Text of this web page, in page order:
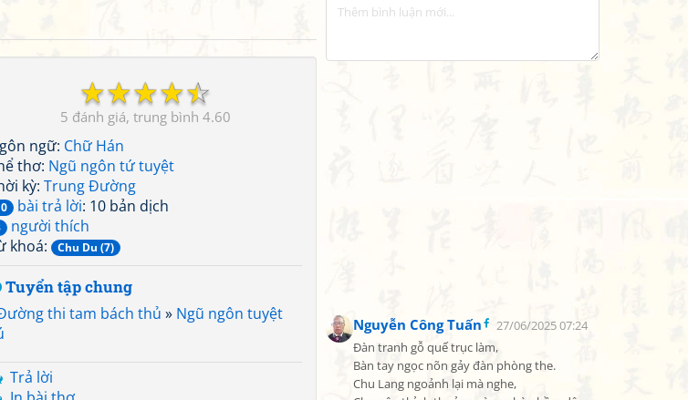
Nguyễn Công Tuấn
27/06/2025 07:24
Đàn tranh gỗ quế trục làm,
Bàn tay ngọc nõn gảy đàn phòng the.
Chu Lang ngoảnh lại mà nghe,
☆
☆
☆
☆
☆
5 4.60
ngữ: Chữ Hán
thơ: Ngũ ngôn tứ tuyệt
kỳ: Trung Đường
bài trả lời: 10 bản dịch
người thích
khoá:
Chu Du (7)
Tuyển tập chung
thi tam bách thủ » Ngũ ngôn tuyệt
Trả lời